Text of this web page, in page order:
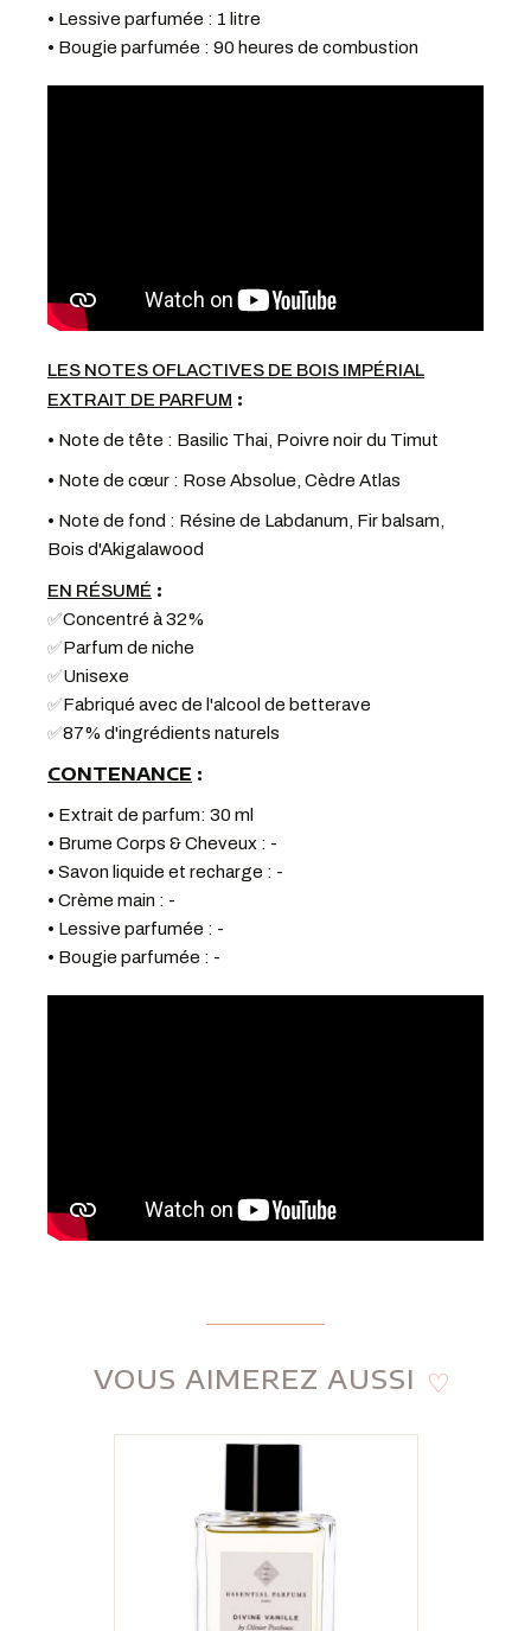
• Lessive parfumée : 1 litre
• Bougie parfumée : 90 heures de combustion
LES NOTES OFLACTIVES DE BOIS IMPÉRIAL
EXTRAIT DE PARFUM :
• Note de tête : Basilic Thai, Poivre noir du Timut
• Note de cœur : Rose Absolue, Cèdre Atlas
• Note de fond : Résine de Labdanum, Fir balsam,
Bois d'Akigalawood
EN RÉSUMÉ :
✅Concentré à 32%
✅Parfum de niche
✅Unisexe
✅Fabriqué avec de l'alcool de betterave
✅87% d'ingrédients naturels
CONTENANCE :
• Extrait de parfum: 30 ml
• Brume Corps & Cheveux : -
• Savon liquide et recharge : -
• Crème main : -
• Lessive parfumée : -
• Bougie parfumée : -